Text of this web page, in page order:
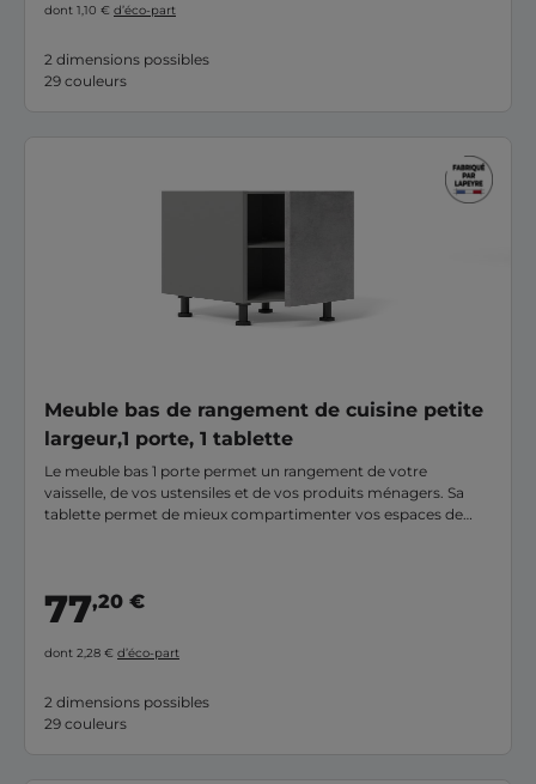
dont 1,10 € d’éco-part
2 dimensions possibles
29 couleurs
Meuble bas de rangement de cuisine petite
largeur,1 porte, 1 tablette
Le meuble bas 1 porte permet un rangement de votre
vaisselle, de vos ustensiles et de vos produits ménagers. Sa
tablette permet de mieux compartimenter vos espaces de
77,20 €
dont 2,28 € d’éco-part
2 dimensions possibles
29 couleurs